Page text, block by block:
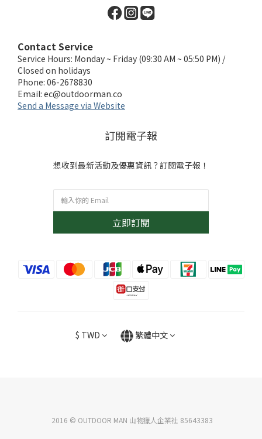
Contact Service
Service Hours: Monday ~ Friday (09:30 AM ~ 05:50 PM) /
Closed on holidays
Phone: 06-2678830
Email: ec@outdoorman.co
Send a Message via Website
訂閱電子報
想收到最新活動及優惠資訊？訂閱電子報！
立即訂閱
$ TWD 繁體中文
2016 © OUTDOOR MAN 山物獵人企業社 85643383